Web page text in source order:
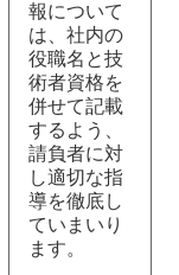
報について
は、社内の
役職名と技
術者資格を
併せて記載
するよう、
請負者に対
し適切な指
導を徹底し
ていまいり
ます。